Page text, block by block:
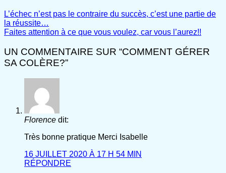
L’échec n’est pas le contraire du succès, c’est une partie de
la réussite…
Faites attention à ce que vous voulez, car vous l’aurez!!
UN COMMENTAIRE SUR “COMMENT GÉRER
SA COLÈRE?”
Florence dit:
Très bonne pratique Merci Isabelle
16 JUILLET 2020 À 17 H 54 MIN
RÉPONDRE